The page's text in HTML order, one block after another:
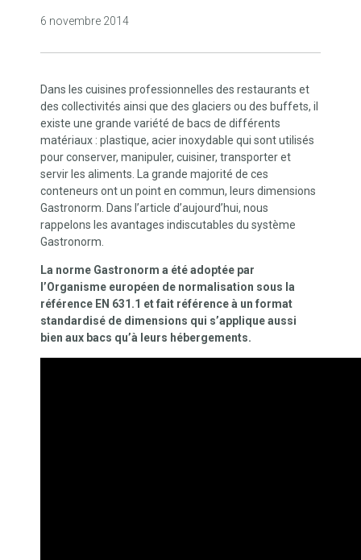
6 novembre 2014
Dans les cuisines professionnelles des restaurants et
des collectivités ainsi que des glaciers ou des buffets, il
existe une grande variété de bacs de différents
matériaux : plastique, acier inoxydable qui sont utilisés
pour conserver, manipuler, cuisiner, transporter et
servir les aliments. La grande majorité de ces
conteneurs ont un point en commun, leurs dimensions
Gastronorm. Dans l’article d’aujourd’hui, nous
rappelons les avantages indiscutables du système
Gastronorm.
La norme Gastronorm a été adoptée par
l’Organisme européen de normalisation sous la
référence EN 631.1 et fait référence à un format
standardisé de dimensions qui s’applique aussi
bien aux bacs qu’à leurs hébergements.